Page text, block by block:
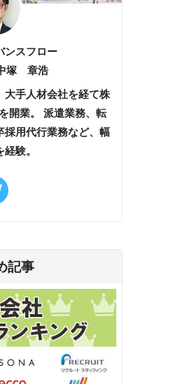
ンスフロー
塚 章浩
大手人材会社を経て株
開業。 派遣業務、転
採用代行業務など、幅
験。
記事